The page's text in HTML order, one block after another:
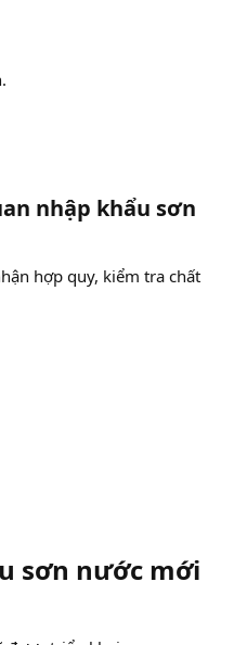
nhập khẩu sơn
hợp quy, kiểm tra chất
sơn nước mới